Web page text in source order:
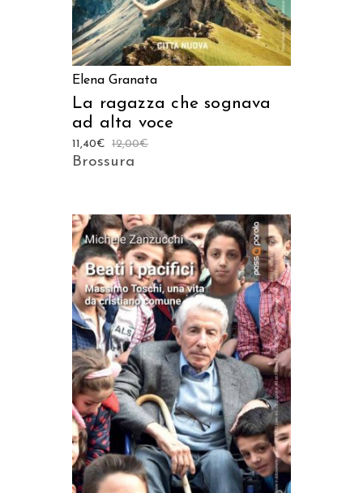
Elena Granata
La ragazza che sognava
ad alta voce
12,00€
11,40€
Brossura
AGGIUNGI AL CARRELLO